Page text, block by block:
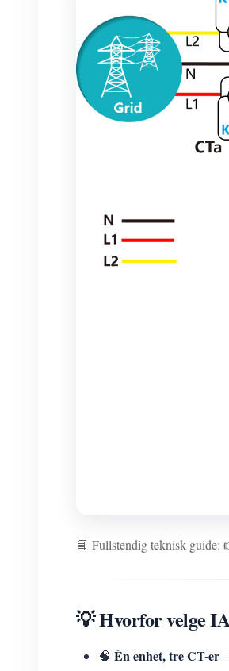
📘 Fullstendig teknisk guide:
💡 Hvorfor velge
🧠 Én enhet, tre CT-er–